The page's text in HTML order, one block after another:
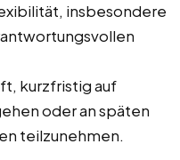
insbesondere
kurzfristig auf
oder an späten
teilzunehmen.